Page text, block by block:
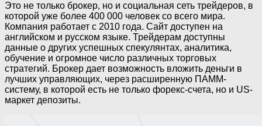
Это не только брокер, но и социальная сеть трейдеров, в
которой уже более 400 000 человек со всего мира.
Компания работает с 2010 года. Сайт доступен на
английском и русском языке. Трейдерам доступны
данные о других успешных спекулянтах, аналитика,
обучение и огромное число различных торговых
стратегий. Брокер дает возможность вложить деньги в
лучших управляющих, через расширенную ПАММ-
систему, в которой есть не только форекс-счета, но и US-
маркет депозиты.